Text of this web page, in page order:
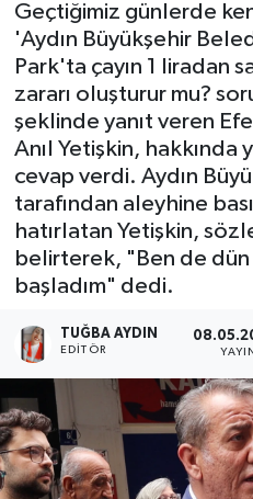
Geçtiğimiz günlerde
'Aydın Büyükşehir
Park'ta çayın 1 liradan
zararı oluşturur mu?
şeklinde yanıt veren
Anıl Yetişkin, hakkında
cevap verdi. Aydın
tarafından aleyhine
hatırlatan Yetişkin,
belirterek, "Ben de dün
başladım" dedi.
TUĞBA AYDIN
EDITÖR
ÇEVRE
DIŞ
DÜNYA
EGE
EĞİTİM
EKOLOJİ VE ÇEVRE
BİLİM VE TEKNOLOJİ
GENEL
GÜNDEM
Son Dakika Haberleri
Haber Arşivi